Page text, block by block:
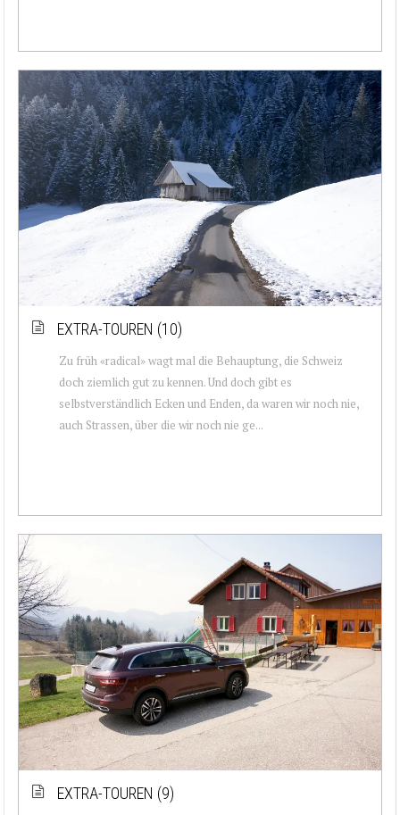
EXTRA-TOUREN (10)
Zu früh «radical» wagt mal die Behauptung, die Schweiz
doch ziemlich gut zu kennen. Und doch gibt es
selbstverständlich Ecken und Enden, da waren wir noch nie,
auch Strassen, über die wir noch nie ge...
EXTRA-TOUREN (9)